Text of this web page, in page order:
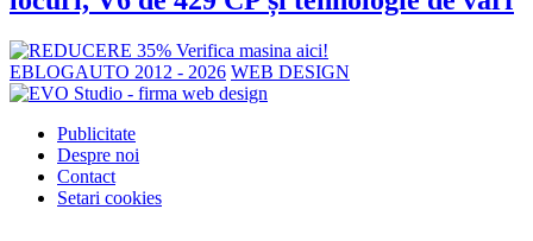
EBLOGAUTO 2012 - 2026 WEB DESIGN
Publicitate
Despre noi
Contact
Setari cookies